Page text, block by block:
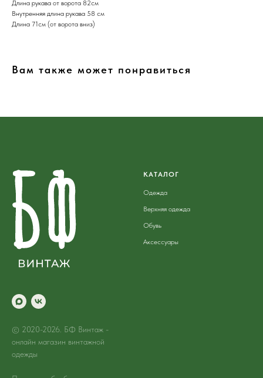
Длина рукава от ворота 82см
Внутренняя длина рукава 58 см
Длина 71см (от ворота вниз)
Вам также может понравиться
© 2020-2026. БФ Винтаж -
онлайн магазин винтажной
одежды
КАТАЛОГ
Одежда
Верхняя одежда
Обувь
Аксессуары